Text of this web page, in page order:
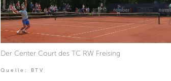
Der Center Court des TC RW Freising
Quelle: BTV